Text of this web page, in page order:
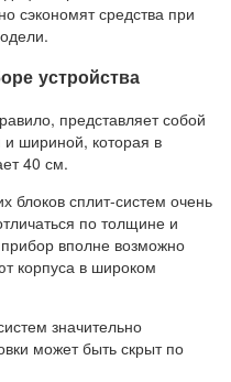
сэкономят средства при
устройства
представляет собой
и шириной, которая в
40 см.
блоков сплит-систем очень
по толщине и
вполне возможно
корпуса в широком
значительно
может быть скрыт по